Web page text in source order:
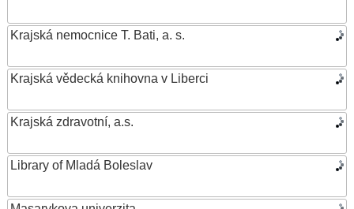
Krajská nemocnice T. Bati, a. s.
Krajská vědecká knihovna v Liberci
Krajská zdravotní, a.s.
Library of Mladá Boleslav